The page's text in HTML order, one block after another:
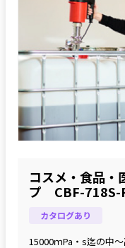
コスメ・食品
プ CBF-718S-
カタログあり
15000ｍPa・s迄の中